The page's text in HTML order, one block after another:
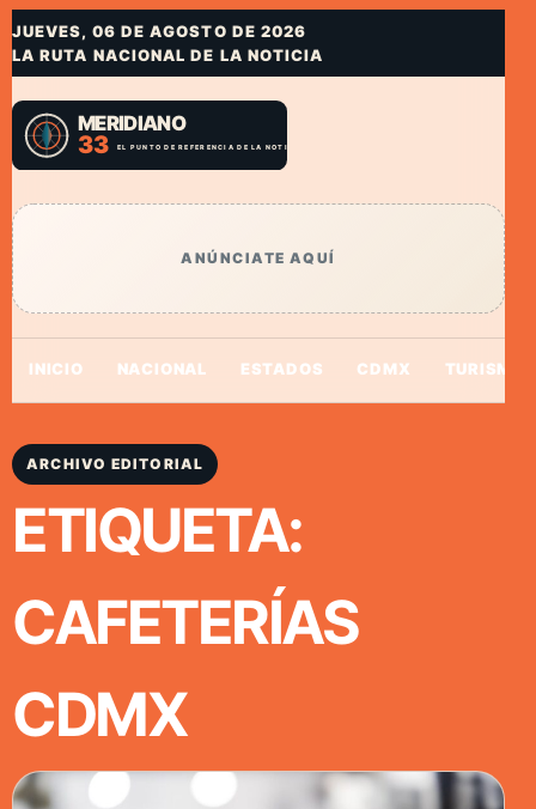
JUEVES, 06 DE AGOSTO DE 2026
LA RUTA NACIONAL DE LA NOTICIA
ANÚNCIATE AQUÍ
INICIO NACIONAL ESTADOS CDMX TURISMO
ARCHIVO EDITORIAL
ETIQUETA:
CAFETERÍAS
CDMX